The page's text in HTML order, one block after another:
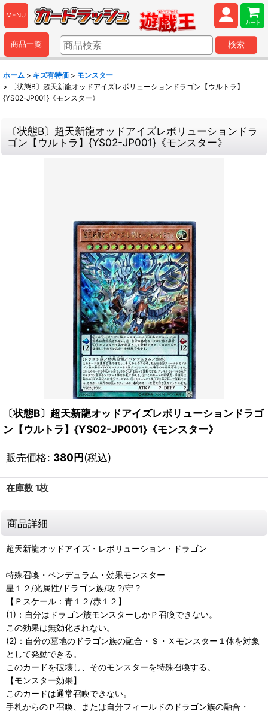
MENU
カート
商品一覧 検索
ホーム > キズ有特価 > モンスター
>
〔状態B〕超天新龍オッドアイズレボリューションドラゴン【ウルトラ】
{YS02-JP001}《モンスター》
〔状態B〕超天新龍オッドアイズレボリューションドラ
ゴン【ウルトラ】{YS02-JP001}《モンスター》
〔状態B〕超天新龍オッドアイズレボリューションドラゴ
ン【ウルトラ】{YS02-JP001}《モンスター》
販売価格: 380円(税込)
在庫数 1枚
商品詳細
超天新龍オッドアイズ・レボリューション・ドラゴン
特殊召喚・ペンデュラム・効果モンスター
星１２/光属性/ドラゴン族/攻 ?/守 ?
【Ｐスケール：青１２/赤１２】
(1)：自分はドラゴン族モンスターしかＰ召喚できない。
この効果は無効化されない。
(2)：自分の墓地のドラゴン族の融合・Ｓ・Ｘモンスター１体を対象
として発動できる。
このカードを破壊し、そのモンスターを特殊召喚する。
【モンスター効果】
このカードは通常召喚できない。
手札からのＰ召喚、または自分フィールドのドラゴン族の融合・